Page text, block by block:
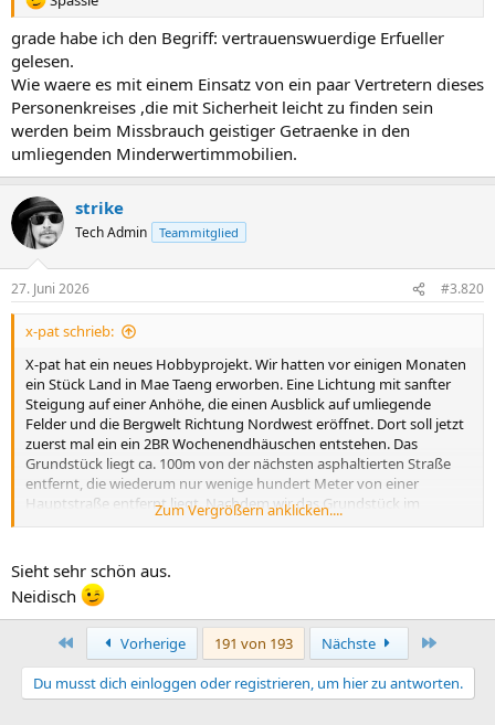
grade habe ich den Begriff: vertrauenswuerdige Erfueller
gelesen.
Wie waere es mit einem Einsatz von ein paar Vertretern dieses
Personenkreises ,die mit Sicherheit leicht zu finden sein
werden beim Missbrauch geistiger Getraenke in den
umliegenden Minderwertimmobilien.
strike
Tech Admin Teammitglied
27. Juni 2026 #3.820
x-pat schrieb:
X-pat hat ein neues Hobbyprojekt. Wir hatten vor einigen Monaten
ein Stück Land in Mae Taeng erworben. Eine Lichtung mit sanfter
Steigung auf einer Anhöhe, die einen Ausblick auf umliegende
Felder und die Bergwelt Richtung Nordwest eröffnet. Dort soll jetzt
zuerst mal ein ein 2BR Wochenendhäuschen entstehen. Das
Grundstück liegt ca. 100m von der nächsten asphaltierten Straße
entfernt, die wiederum nur wenige hundert Meter von einer
Hauptstraße entfernt liegt. Nachdem wir das Grundstück im
April/Mai elektrifiziert hatten, müssen wir nun die alte
Tagen waren wir da, um uns ein Bild über den Zustand der
Zufahrtsstraße in der Regenzeit zu machen. Der war abgesehen von
leichter Erosion hinter der Kuppe besser als ich dachte.
Anhang anzeigen 102010
Anhang anzeigen 102009Anhang anzeigen
Anhang anzeigen 102007Anhang anzeigen 102006
Zum Vergrößern anklicken....
Sieht sehr schön aus.
Neidisch
Erste Vorherige 191 von 193 Nächste
Du musst dich einloggen oder registrieren, um hier zu antworten.